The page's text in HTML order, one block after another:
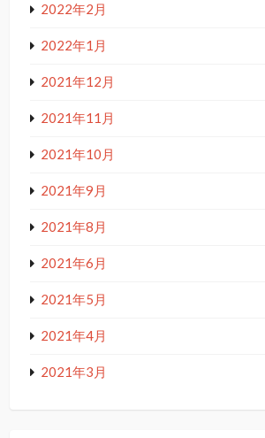
2022年2月
2022年1月
2021年12月
2021年11月
2021年10月
2021年9月
2021年8月
2021年6月
2021年5月
2021年4月
2021年3月